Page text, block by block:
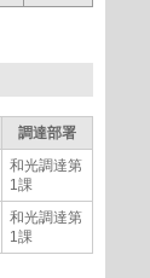
調達部署
和光調達第
1課
和光調達第
1課